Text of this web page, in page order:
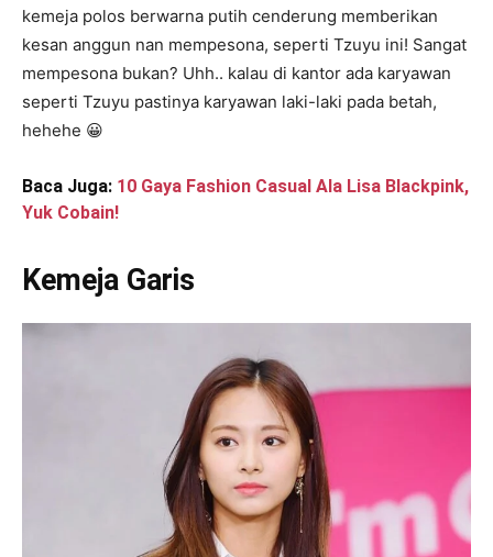
kemeja polos berwarna putih cenderung memberikan
kesan anggun nan mempesona, seperti Tzuyu ini! Sangat
mempesona bukan? Uhh.. kalau di kantor ada karyawan
seperti Tzuyu pastinya karyawan laki-laki pada betah,
hehehe 😀
Baca Juga: 10 Gaya Fashion Casual Ala Lisa Blackpink,
Yuk Cobain!
Kemeja Garis